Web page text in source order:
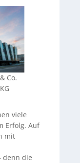
Co.
viele
Erfolg. Auf
mit
denn die